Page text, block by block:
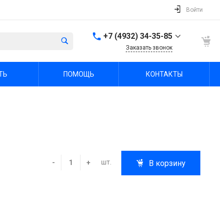
Войти
+7 (4932) 34-35-85
Заказать звонок
ПОМОЩЬ КОНТАКТЫ
- + шт. В корзину